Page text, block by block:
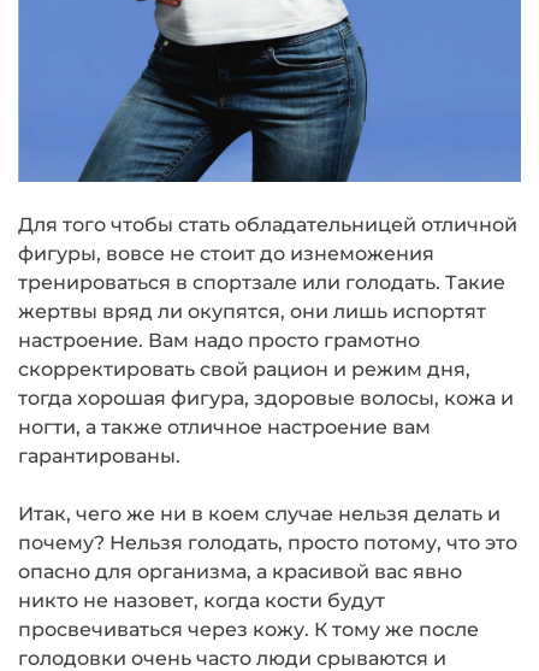
Для того чтобы стать обладательницей отличной
фигуры, вовсе не стоит до изнеможения
тренироваться в спортзале или голодать. Такие
жертвы вряд ли окупятся, они лишь испортят
настроение. Вам надо просто грамотно
скорректировать свой рацион и режим дня,
тогда хорошая фигура, здоровые волосы, кожа и
ногти, а также отличное настроение вам
гарантированы.
Итак, чего же ни в коем случае нельзя делать и
почему? Нельзя голодать, просто потому, что это
опасно для организма, а красивой вас явно
никто не назовет, когда кости будут
просвечиваться через кожу. К тому же после
голодовки очень часто люди срываются и